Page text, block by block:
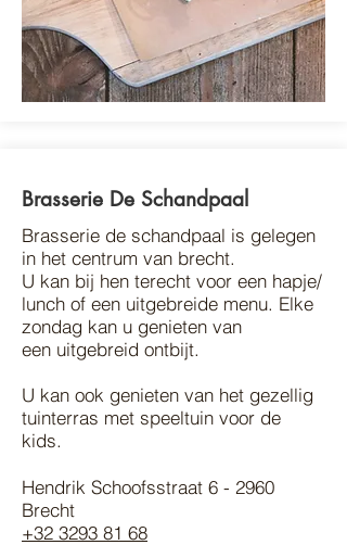
Brasserie De Schandpaal
Brasserie de schandpaal is gelegen
in het centrum van brecht.
U kan bij hen terecht voor een hapje/
lunch of een uitgebreide menu. Elke
zondag kan u genieten van
een uitgebreid ontbijt.
U kan ook genieten van het gezellig
tuinterras met speeltuin voor de
kids.
Hendrik Schoofsstraat 6 - 2960
Brecht
+32 3293 81 68